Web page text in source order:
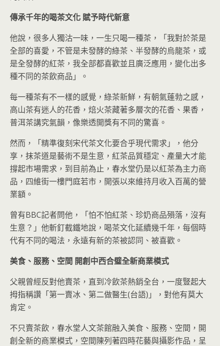
傳承千年的喝茶文化 賦予時代新意
他說，很多人獨沽一味，一生只喝一種茶，「我對於茶是
全部的喜愛，不管是未發酵的綠茶、半發酵的烏龍茶，或
是全發酵的紅茶，我全部都喜歡並且廣泛應用，變化出多
種不同的茶飲商品」。
每一種茶有不一樣的感覺，綠茶新鮮，有朝氣蓬勃之感，
高山茶有迷人的花香，焙火茶藏著多層次的花香、果香，
普洱茶講究氣韻，像樂透開獎有不同的驚喜。
然而，「精準復刻宋代茶文化要合乎現代需求」，他分
享，抹茶道是藝術不是生意，紅茶品質穩定、產量大才能
撐起市場需求，到目前為止，春水堂仍是以紅茶為主力商
品，四維街一樓門庭若市，開張以來維持月收入百萬的營
業額。
曾有BBC記者問他，「怕不怕紅茶、珍奶商品殞落，沒有
生意？」他斬釘截鐵地說，喝茶文化延續幾千年，每個時
代有不同的喝法，永遠有新的茶被認同、被喜歡。
美食、服務、空間 開創中西合璧全新商業模式
父親曾經反對他賣茶，直到冷飲茶熱銷全台，一度豎起大
拇指稱讚「第一賣冰、第二做醫生(台語)」，對他有莫大
肯定。
不只賣茶飲，春水堂人文茶館融入美食、服務、空間，開
創全新的商業模式，空間陳列著四時花藝與攝影作品，呈